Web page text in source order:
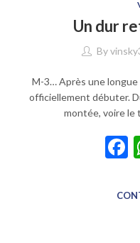
Un dur
By
M-3… Après une
officiellement débuter.
montée, voire le